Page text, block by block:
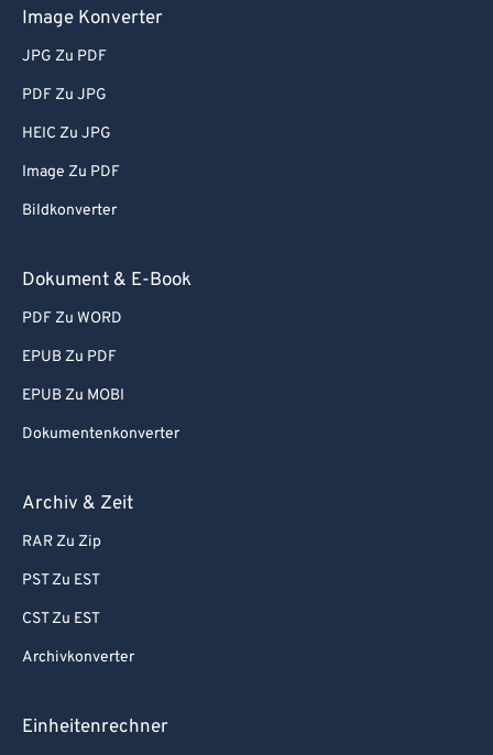
Image Konverter
JPG Zu PDF
PDF Zu JPG
HEIC Zu JPG
Image Zu PDF
Bildkonverter
Dokument & E-Book
PDF Zu WORD
EPUB Zu PDF
EPUB Zu MOBI
Dokumentenkonverter
Archiv & Zeit
RAR Zu Zip
PST Zu EST
CST Zu EST
Archivkonverter
Einheitenrechner